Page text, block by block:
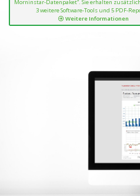
Morninstar-Datenpaket“. Sie erhalten
3 weitere Software-Tools und 5 PDF-
Weitere Informationen